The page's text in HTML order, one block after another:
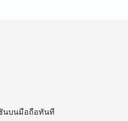
นบนมือถือทันที